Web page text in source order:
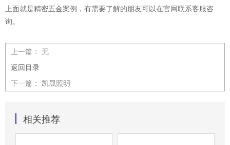
上面就是精密五金案例，有需要了解的朋友可以在官网联系客服咨
询。
上一篇： 无
返回目录
下一篇： 凯晟照明
相关推荐